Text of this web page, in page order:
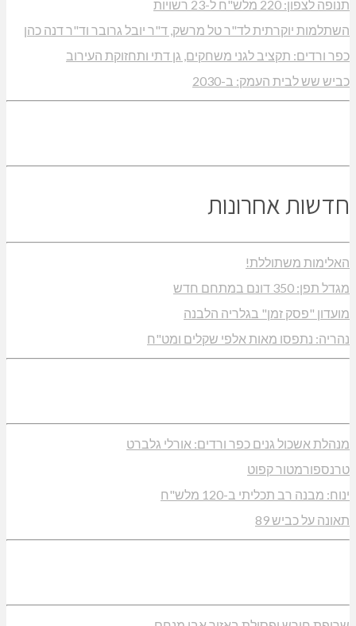
תנופה לצפון: 220 מלש"ח ל-23 רשויות
השתלמות יוקרתית לד"ר טל מרשק, ד"ר יובל גרובר וד"ר דנה כהן
כפר ורדים: תקציב לגני משחקים, גן דתי ותחזוקת העירוב
כביש שש לבית העמק: ב-2030
חדשות אחרונות
האלימות משתוללת!
מגדל תפן: 350 דונם במתחם חדש
מועדון "פסק זמן" בגלריה הלבנה
נהריה: נתפסו מאות אלפי שקלים ומט"ח
מנהלת אשכול גנים כפר ורדים: אורלי גלברט
טרנספורמטור קפוט
ינוח: מבנה רב תכליתי ב-120 מלש"ח
תאונה על כביש 89